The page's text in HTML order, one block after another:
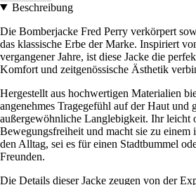
Beschreibung
Die Bomberjacke Fred Perry verkörpert
das klassische Erbe der Marke. Inspiriert
vergangener Jahre, ist diese Jacke die
Komfort und zeitgenössische Ästhetik
Hergestellt aus hochwertigen Materialien
angenehmes Tragegefühl auf der Haut und
außergewöhnliche Langlebigkeit. Ihr leicht
Bewegungsfreiheit und macht sie zu
den Alltag, sei es für einen Stadtbummel
Freunden.
Die Details dieser Jacke zeugen von der